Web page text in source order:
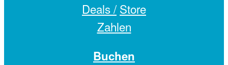
Deals / Store
Zahlen
Buchen